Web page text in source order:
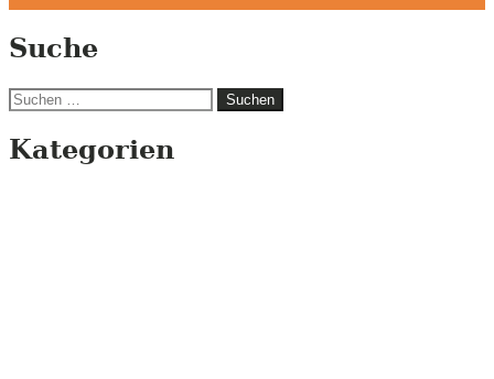
Suche
Suchen
Kategorien